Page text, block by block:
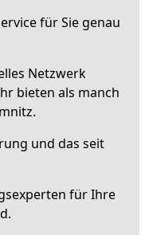
für Sie genau
Netzwerk
bieten als manch
und das seit
für Ihre